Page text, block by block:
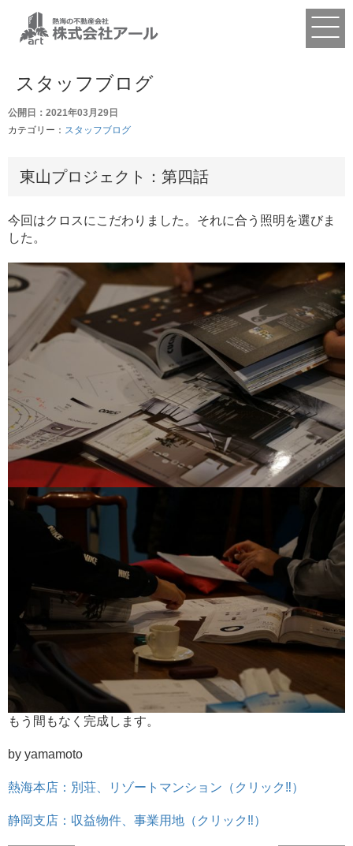
スタッフブログ
公開日：2021年03月29日
カテゴリー： スタッフブログ
東山プロジェクト：第四話
今回はクロスにこだわりました。それに合う照明を選びま
した。
もう間もなく完成します。
by yamamoto
熱海本店：別荘、リゾートマンション（クリック‼）
静岡支店：収益物件、事業用地（クリック‼）